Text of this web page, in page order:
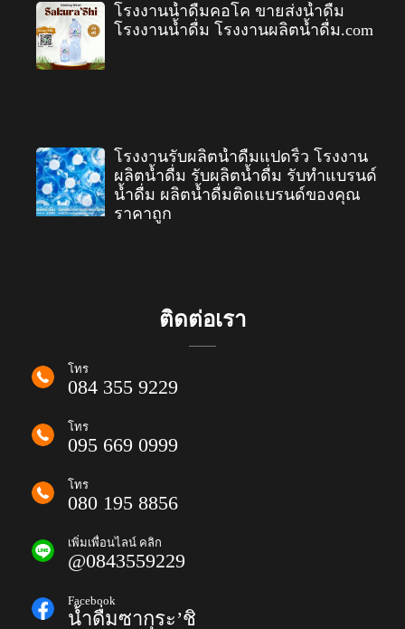
โรงงานน้ำดื่มคอโค ขายส่งน้ำดื่ม
โรงงานน้ำดื่ม โรงงานผลิตน้ำดื่ม.com
โรงงานรับผลิตน้ำดื่มแปดริ้ว โรงงาน
ผลิตน้ำดื่ม รับผลิตน้ำดื่ม รับทำแบรนด์
น้ำดื่ม ผลิตน้ำดื่มติดแบรนด์ของคุณ
ราคาถูก
ติดต่อเรา
โทร
084 355 9229
โทร
095 669 0999
โทร
080 195 8856
เพิ่มเพื่อนไลน์ คลิก
@0843559229
Facebook
น้ำดื่มซากุระ’ชิ